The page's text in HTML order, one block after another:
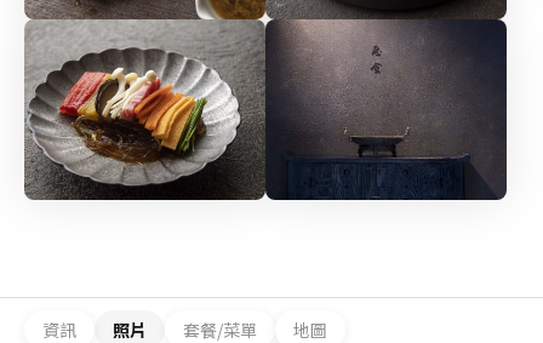
資訊 照片 套餐/菜單 地圖